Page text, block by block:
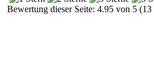
Bewertung dieser Seite: 4.95 von 5